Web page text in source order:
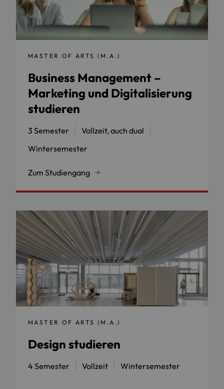
MASTER OF ARTS (M.A.)
Business Management –
Marketing und Digitalisierung
studieren
3 Semester
Vollzeit, auch dual
Wintersemester
Zum Studiengang
MASTER OF ARTS (M.A.)
Design studieren
4 Semester Vollzeit Wintersemester